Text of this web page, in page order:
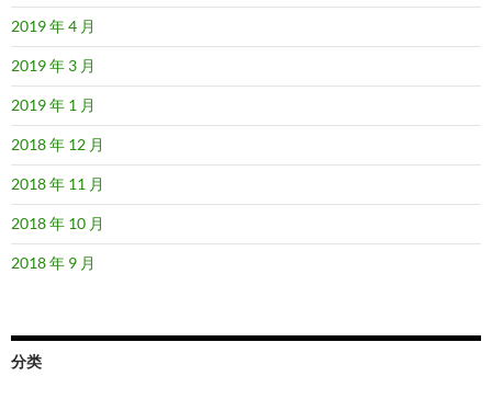
2019 年 4 月
2019 年 3 月
2019 年 1 月
2018 年 12 月
2018 年 11 月
2018 年 10 月
2018 年 9 月
分类